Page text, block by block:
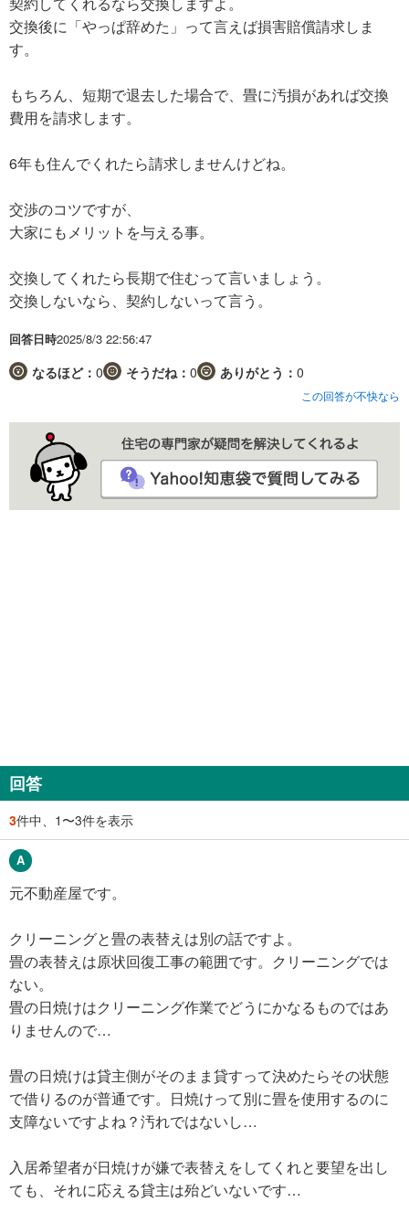
交換後に「やっぱ辞めた」って言えば損害賠償請求しま
す。
もちろん、短期で退去した場合で、畳に汚損があれば交換
費用を請求します。
6年も住んでくれたら請求しませんけどね。
交渉のコツですが、
大家にもメリットを与える事。
交換してくれたら長期で住むって言いましょう。
交換しないなら、契約しないって言う。
回答日時2025/8/3 22:56:47
なるほど： 0 そうだね： 0 ありがとう： 0
この回答が不快なら
回答
3件中、1〜3件を表示
元不動産屋です。
クリーニングと畳の表替えは別の話ですよ。
畳の表替えは原状回復工事の範囲です。クリーニングでは
ない。
畳の日焼けはクリーニング作業でどうにかなるものではあ
りませんので…
畳の日焼けは貸主側がそのまま貸すって決めたらその状態
で借りるのが普通です。日焼けって別に畳を使用するのに
支障ないですよね？汚れではないし…
入居希望者が日焼けが嫌で表替えをしてくれと要望を出し
ても、それに応える貸主は殆どいないです…